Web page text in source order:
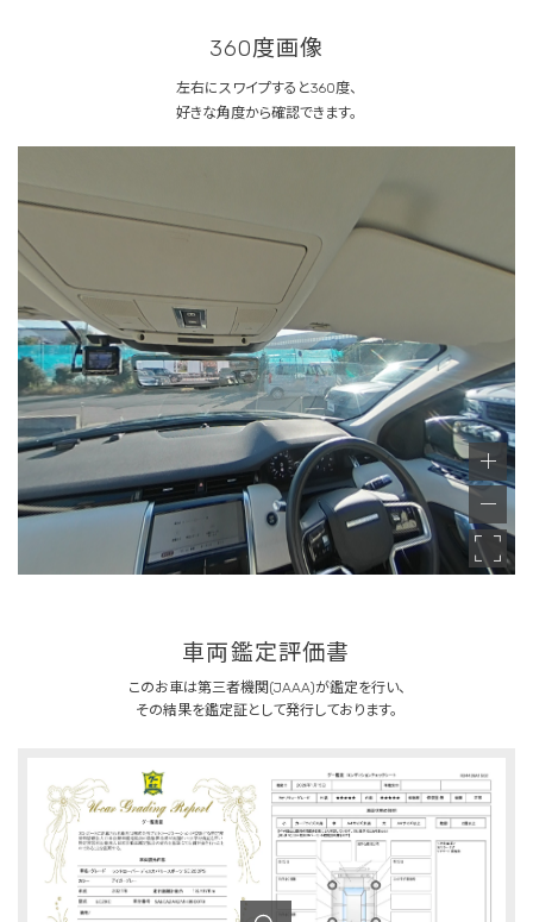
360度画像
左右にスワイプすると360度、
好きな角度から確認できます。
車両鑑定評価書
このお車は第三者機関(JAAA)が鑑定を行い、
その結果を鑑定証として発行しております。